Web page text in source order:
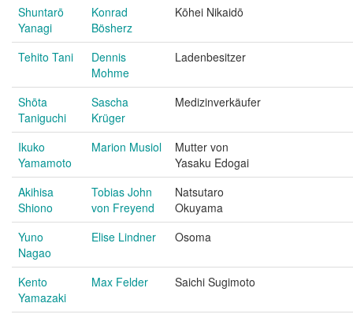
Shuntarō
Yanagi
Konrad
Bösherz
Kōhei Nikaidō
Tehito Tani
Dennis
Mohme
Ladenbesitzer
Shōta
Taniguchi
Sascha
Krüger
Medizinverkäufer
Ikuko
Yamamoto
Marion Musiol
Mutter von
Yasaku Edogai
Akihisa
Shiono
Tobias John
von Freyend
Natsutaro
Okuyama
Yuno
Nagao
Elise Lindner Osoma
Kento
Yamazaki
Max Felder Saichi Sugimoto